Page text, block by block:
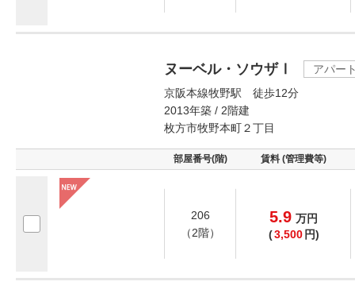
ヌーベル・ソウザⅠ
アパー
京阪本線牧野駅 徒歩12分
2013年築 / 2階建
枚方市牧野本町２丁目
部屋番号(階) 賃料 (管理費等)
206
（2階）
5.9 万円
(3,500 円)